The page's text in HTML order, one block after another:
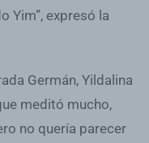
Yim”, expresó la
Germán, Yildalina
meditó mucho,
no quería parecer